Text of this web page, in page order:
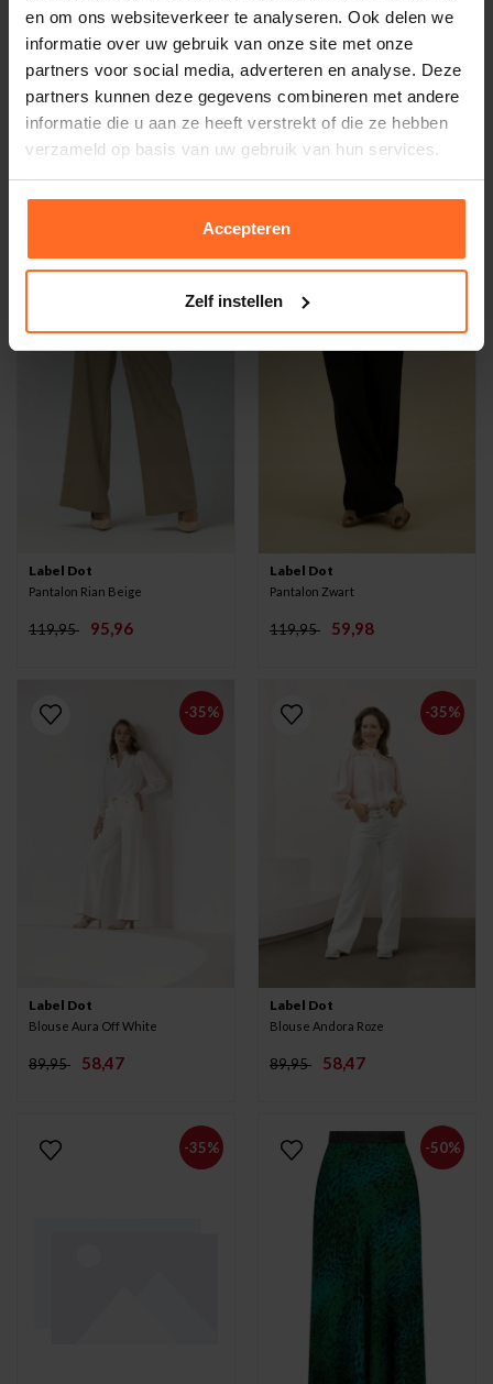
en om ons websiteverkeer te analyseren. Ook delen we
informatie over uw gebruik van onze site met onze
partners voor social media, adverteren en analyse. Deze
partners kunnen deze gegevens combineren met andere
informatie die u aan ze heeft verstrekt of die ze hebben
verzameld op basis van uw gebruik van hun services.
Accepteren
Zelf instellen
Blouse Aloha Rood Top Ans Roze
-20%
Label Dot
Pantalon Rian Beige
119,95 95,96
-50%
Label Dot
Pantalon Zwart
119,95 59,98
-35%
Label Dot
Blouse Aura Off White
89,95 58,47
-35%
Label Dot
Blouse Andora Roze
89,95 58,47
-35% -50%